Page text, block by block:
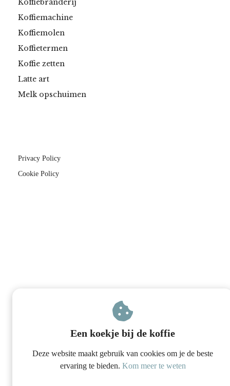
Koffiebranderij
Koffiemachine
Koffiemolen
Koffietermen
Koffie zetten
Latte art
Melk opschuimen
Privacy Policy
Cookie Policy
Een koekje bij de koffie
Deze website maakt gebruik van cookies om je de beste
ervaring te bieden. Kom meer te weten